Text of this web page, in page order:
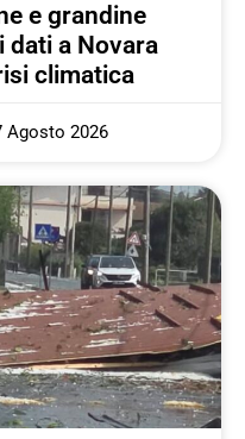
e grandine
dati a Novara
climatica
Agosto 2026